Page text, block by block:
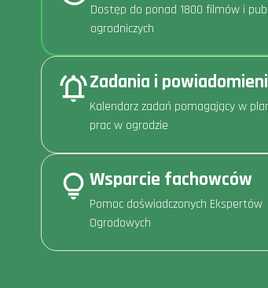
Dostęp do ponad 1800 filmów i
ogrodniczych
Zadania i
Kalendarz zadań pomagający w
prac w ogrodzie
Wsparcie fachowców
Pomoc doświadczonych Ekspertów
Ogrodowych